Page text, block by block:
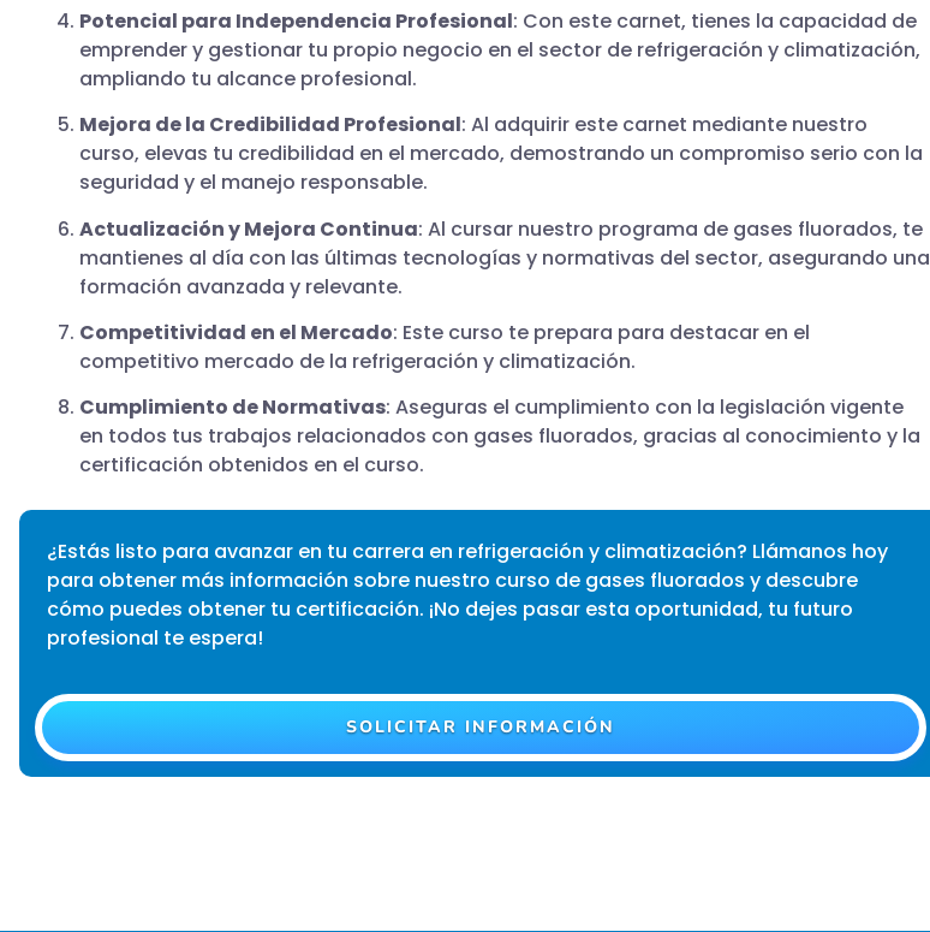
Potencial para Independencia Profesional: Con este carnet, tienes la capacidad de
emprender y gestionar tu propio negocio en el sector de refrigeración y climatización,
ampliando tu alcance profesional.
Mejora de la Credibilidad Profesional: Al adquirir este carnet mediante nuestro
curso, elevas tu credibilidad en el mercado, demostrando un compromiso serio con la
seguridad y el manejo responsable.
Actualización y Mejora Continua: Al cursar nuestro programa de gases fluorados, te
mantienes al día con las últimas tecnologías y normativas del sector, asegurando una
formación avanzada y relevante.
Competitividad en el Mercado: Este curso te prepara para destacar en el
competitivo mercado de la refrigeración y climatización.
Cumplimiento de Normativas: Aseguras el cumplimiento con la legislación vigente
en todos tus trabajos relacionados con gases fluorados, gracias al conocimiento y la
certificación obtenidos en el curso.
¿Estás listo para avanzar en tu carrera en refrigeración y climatización? Llámanos hoy
para obtener más información sobre nuestro curso de gases fluorados y descubre
cómo puedes obtener tu certificación. ¡No dejes pasar esta oportunidad, tu futuro
profesional te espera!
SOLICITAR INFORMACIÓN